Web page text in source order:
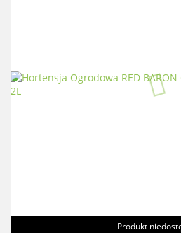
Produkt